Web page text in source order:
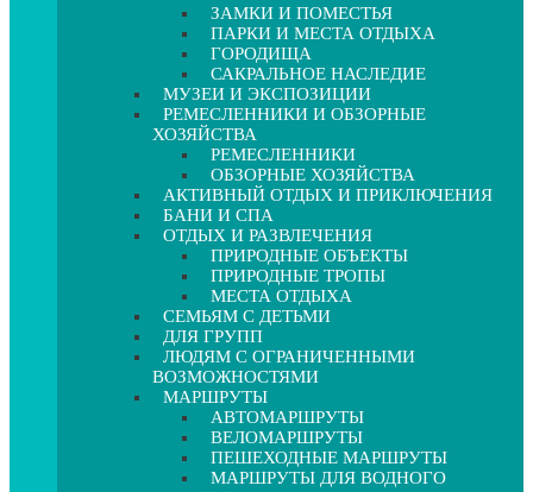
ЗАМКИ И ПОМЕСТЬЯ
ПАРКИ И МЕСТА ОТДЫХА
ГОРОДИЩА
САКРАЛЬНОЕ НАСЛЕДИЕ
МУЗЕИ И ЭКСПОЗИЦИИ
РЕМЕСЛЕННИКИ И ОБЗОРНЫЕ
ХОЗЯЙСТВА
РЕМЕСЛЕННИКИ
ОБЗОРНЫЕ ХОЗЯЙСТВА
АКТИВНЫЙ ОТДЫХ И ПРИКЛЮЧЕНИЯ
БАНИ И СПА
ОТДЫХ И РАЗВЛЕЧЕНИЯ
ПРИРОДНЫЕ ОБЪЕКТЫ
ПРИРОДНЫЕ ТРОПЫ
МЕСТА ОТДЫХА
СЕМЬЯМ С ДЕТЬМИ
ДЛЯ ГРУПП
ЛЮДЯМ С ОГРАНИЧЕННЫМИ
ВОЗМОЖНОСТЯМИ
МАРШРУТЫ
АВТОМАРШРУТЫ
ВЕЛОМАРШРУТЫ
ПЕШЕХОДНЫЕ МАРШРУТЫ
МАРШРУТЫ ДЛЯ ВОДНОГО